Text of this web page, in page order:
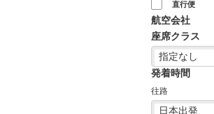
直行便
航空会社
座席クラス
発着時間
往路